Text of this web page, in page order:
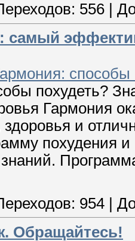
556
самый
способы
похудеть?
Гармония
и
похудения
954
Обращайтесь!